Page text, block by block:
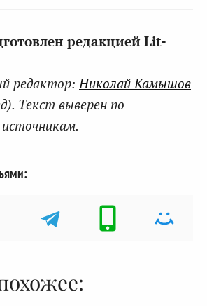
редакцией Lit-
редактор:Николай Камышов
Текст выверен по